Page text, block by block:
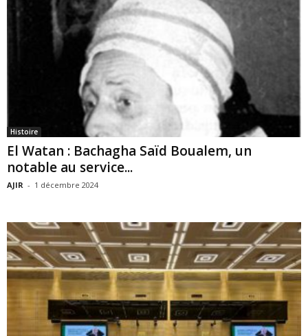
Histoire
El Watan : Bachagha Saïd Boualem, un
notable au service...
AJIR - 1 décembre 2024